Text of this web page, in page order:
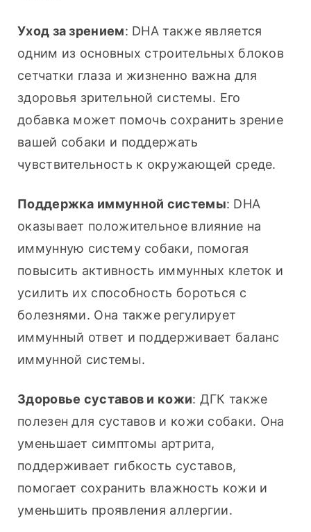
Уход за зрением: DHA также является
одним из основных строительных блоков
сетчатки глаза и жизненно важна для
здоровья зрительной системы. Его
добавка может помочь сохранить зрение
вашей собаки и поддержать
чувствительность к окружающей среде.
Поддержка иммунной системы: DHA
оказывает положительное влияние на
иммунную систему собаки, помогая
повысить активность иммунных клеток и
усилить их способность бороться с
болезнями. Она также регулирует
иммунный ответ и поддерживает баланс
иммунной системы.
Здоровье суставов и кожи: ДГК также
полезен для суставов и кожи собаки. Она
уменьшает симптомы артрита,
поддерживает гибкость суставов,
помогает сохранить влажность кожи и
уменьшить проявления аллергии.